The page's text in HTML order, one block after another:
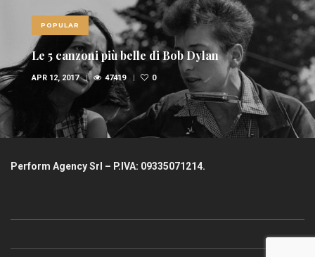
POPULAR
Le 10 canzoni più sexy di sempre
FEB 6, 2017 36948 1
Perform Agency Srl – P.IVA: 09335071214.